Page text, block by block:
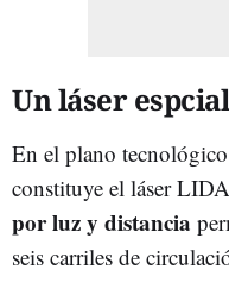
Un láser espcial
En el plano
constituye el láser
por luz y distancia
seis carriles de